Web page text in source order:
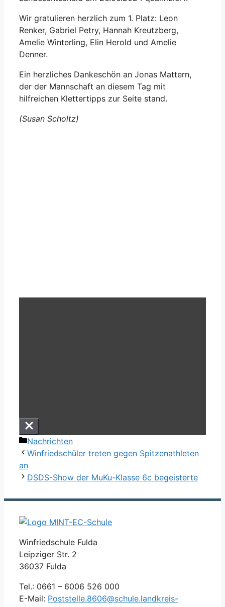
Wir gratulieren herzlich zum 1. Platz: Leon
Renker, Gabriel Petry, Hannah Kreutzberg,
Amelie Winterling, Elin Herold und Amelie
Denner.
Ein herzliches Dankeschön an Jonas Mattern,
der der Mannschaft an diesem Tag mit
hilfreichen Klettertipps zur Seite stand.
(Susan Scholtz)
Kategorien
Nachrichten
Winfriedschüler treten gegen Spitzenathleten
an
DSDS-Show der MuKu-Klasse 6c begeisterte
Winfriedschule Fulda
Leipziger Str. 2
36037 Fulda
Tel.: 0661 – 6006 526 000
E-Mail: Poststelle.8606@schule.landkreis-